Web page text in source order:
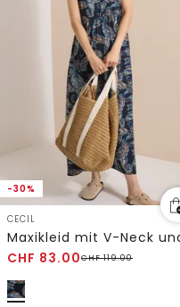
-30%
CECIL
CHF 83.00CHF119.00